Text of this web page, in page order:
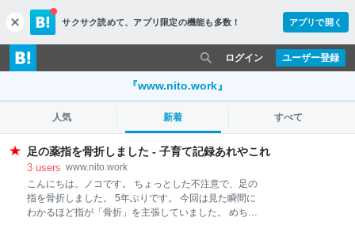
c
l
o
s
サクサク読めて、 アプリ限定の機能も多数！ アプリで開く
ユーザー登録
ログイン
『www.nito.work』
人気 新着 すべて
足の薬指を骨折しました - 子育て記録あれやこれ
3 users www.nito.work
こんにちは。ノコです。 ちょっとした不注意で、足の
指を骨折しました。 5年ぶりです。 今回は見た瞬間に
わかるほど指が「骨折」を主張していました。 めちゃ